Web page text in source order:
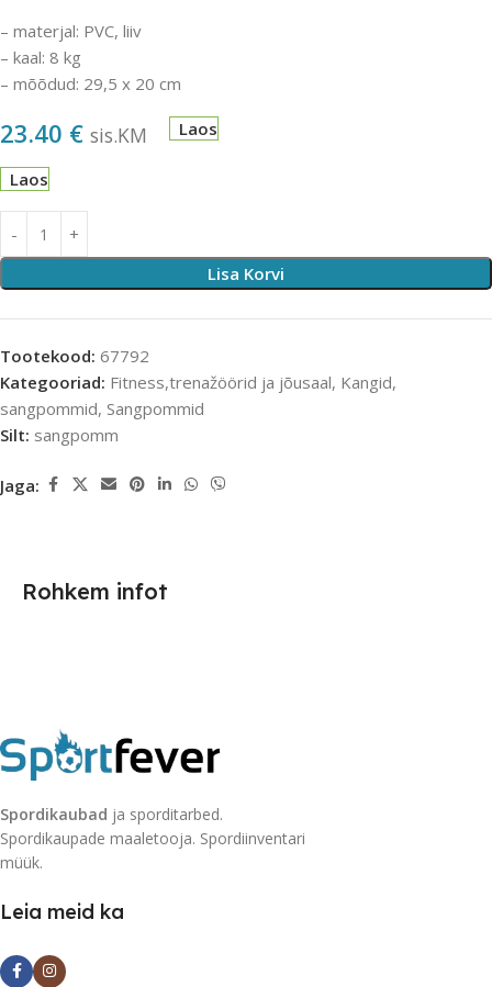
– materjal: PVC, liiv
– kaal: 8 kg
– mõõdud: 29,5 x 20 cm
23.40 € sis.KM Laos
Laos
Lisa Korvi
Tootekood: 67792
Kategooriad: Fitness,trenažöörid ja jõusaal, Kangid,
sangpommid, Sangpommid
Silt: sangpomm
Jaga:
Rohkem infot
Spordikaubad ja sporditarbed.
Spordikaupade maaletooja. Spordiinventari
müük.
Leia meid ka